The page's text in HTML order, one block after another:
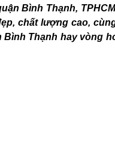
Bình Thạnh,
chất lượng cao,
Thạnh hay vòng